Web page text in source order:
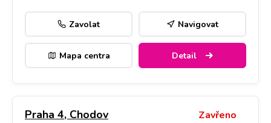
Zavolat Navigovat
Mapa centra Detail
Praha 4, Chodov Zavřeno